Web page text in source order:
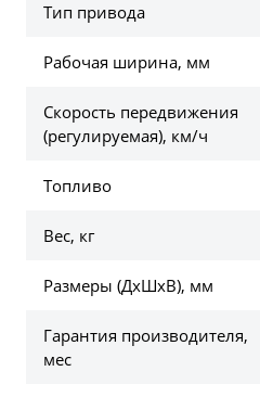
Тип привода
Рабочая ширина, мм
Скорость передвижения
(регулируемая), км/ч
Топливо
Вес, кг
Размеры (ДхШхВ), мм
Гарантия производителя,
мес